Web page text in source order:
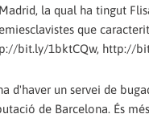
la qual ha tingut
que
bit.ly/1bktCQw, http://
d'haver un servei de
de Barcelona. És